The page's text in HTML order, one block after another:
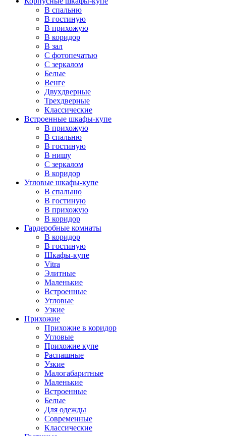
В спальню
В гостиную
В прихожую
В коридор
В зал
С фотопечатью
С зеркалом
Белые
Венге
Двухдверные
Трехдверные
Классические
Встроенные шкафы-купе
В прихожую
В спальню
В гостиную
В нишу
С зеркалом
В коридор
Угловые шкафы-купе
В спальню
В гостиную
В прихожую
В коридор
Гардеробные комнаты
В коридор
В гостиную
Шкафы-купе
Vitra
Элитные
Маленькие
Встроенные
Угловые
Узкие
Прихожие
Прихожие в коридор
Угловые
Прихожие купе
Распашные
Узкие
Малогабаритные
Маленькие
Встроенные
Белые
Для одежды
Современные
Классические